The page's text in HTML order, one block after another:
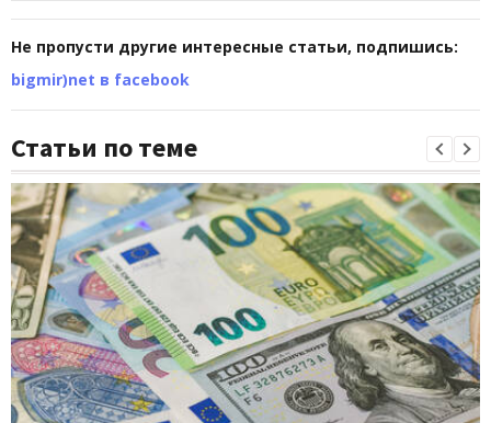
Не пропусти другие интересные статьи, подпишись:
bigmir)net в facebook
Статьи по теме